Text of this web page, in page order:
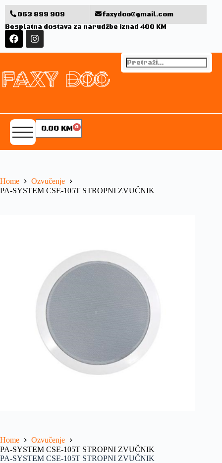
063 899 909
faxydoo@gmail.com
Besplatna dostava za narudžbe iznad 400 KM
0.00 KM 0
Home
Ozvučenje
PA-SYSTEM CSE-105T STROPNI ZVUČNIK
Home
Ozvučenje
PA-SYSTEM CSE-105T STROPNI ZVUČNIK
PA-SYSTEM CSE-105T STROPNI ZVUČNIK